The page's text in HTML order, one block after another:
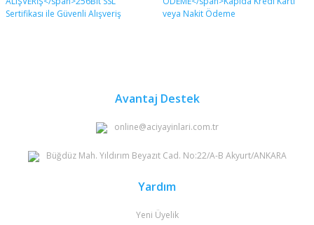
Avantaj Destek
online@aciyayinlari.com.tr
Büğdüz Mah. Yıldırım Beyazıt Cad. No:22/A-B Akyurt/ANKARA
Yardım
Yeni Üyelik